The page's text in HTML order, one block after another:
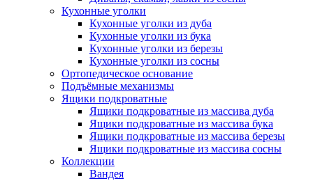
Кухонные уголки
Кухонные уголки из дуба
Кухонные уголки из бука
Кухонные уголки из березы
Кухонные уголки из сосны
Ортопедическое основание
Подъёмные механизмы
Ящики подкроватные
Ящики подкроватные из массива дуба
Ящики подкроватные из массива бука
Ящики подкроватные из массива березы
Ящики подкроватные из массива сосны
Коллекции
Вандея